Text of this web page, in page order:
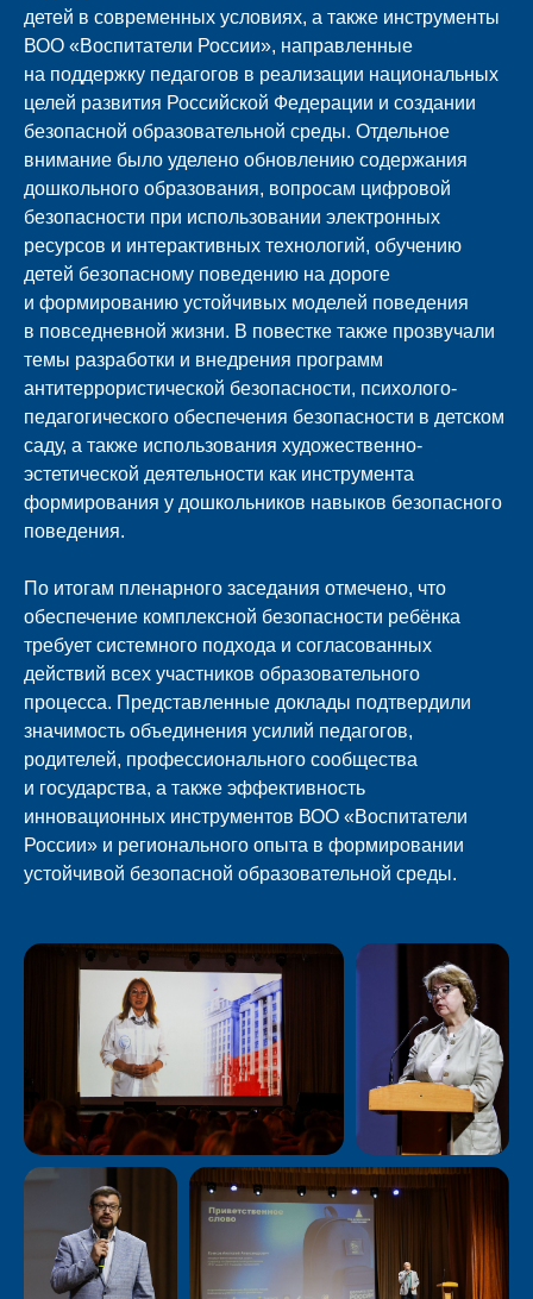
детей в современных условиях, а также инструменты
ВОО «Воспитатели России», направленные
на поддержку педагогов в реализации национальных
целей развития Российской Федерации и создании
безопасной образовательной среды. Отдельное
внимание было уделено обновлению содержания
дошкольного образования, вопросам цифровой
безопасности при использовании электронных
ресурсов и интерактивных технологий, обучению
детей безопасному поведению на дороге
и формированию устойчивых моделей поведения
в повседневной жизни. В повестке также прозвучали
темы разработки и внедрения программ
антитеррористической безопасности, психолого-
педагогического обеспечения безопасности в детском
саду, а также использования художественно-
эстетической деятельности как инструмента
формирования у дошкольников навыков безопасного
поведения.
По итогам пленарного заседания отмечено, что
обеспечение комплексной безопасности ребёнка
требует системного подхода и согласованных
действий всех участников образовательного
процесса. Представленные доклады подтвердили
значимость объединения усилий педагогов,
родителей, профессионального сообщества
и государства, а также эффективность
инновационных инструментов ВОО «Воспитатели
России» и регионального опыта в формировании
устойчивой безопасной образовательной среды.